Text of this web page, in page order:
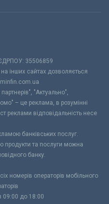
35506859
інших сайтах дозволяється
"Актуально",
– це реклама, в розумінні
реклами відповідальність несе
банківських послуг.
продукти та послуги можна
банку.
номерів операторів мобільного
09:00 до 18:00